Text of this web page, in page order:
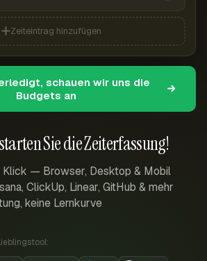
Sie die Zeiterfassung!
Klick — Browser, Desktop & Mobil
ClickUp, Linear, GitHub & mehr
keine Lernkurve
Zeiteintrag hinzufügen
schauen wir uns die
Budgets an